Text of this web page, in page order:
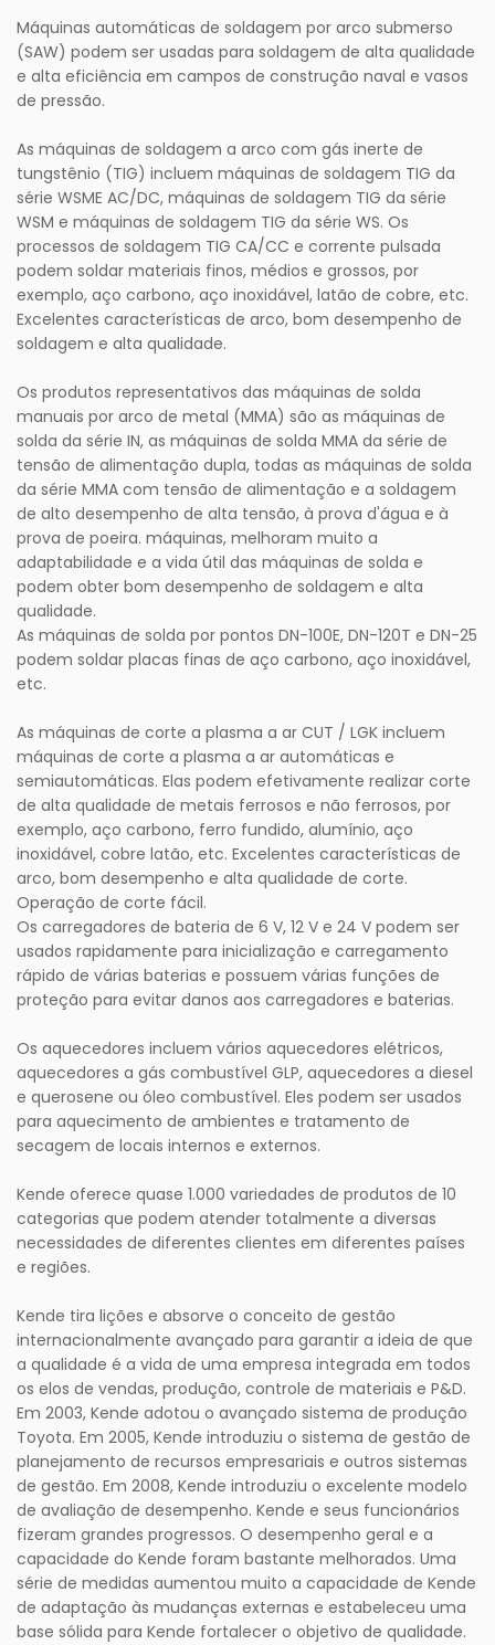
Máquinas automáticas de soldagem por arco submerso
(SAW) podem ser usadas para soldagem de alta qualidade
e alta eficiência em campos de construção naval e vasos
de pressão.
As máquinas de soldagem a arco com gás inerte de
tungstênio (TIG) incluem máquinas de soldagem TIG da
série WSME AC/DC, máquinas de soldagem TIG da série
WSM e máquinas de soldagem TIG da série WS. Os
processos de soldagem TIG CA/CC e corrente pulsada
podem soldar materiais finos, médios e grossos, por
exemplo, aço carbono, aço inoxidável, latão de cobre, etc.
Excelentes características de arco, bom desempenho de
soldagem e alta qualidade.
Os produtos representativos das máquinas de solda
manuais por arco de metal (MMA) são as máquinas de
solda da série IN, as máquinas de solda MMA da série de
tensão de alimentação dupla, todas as máquinas de solda
da série MMA com tensão de alimentação e a soldagem
de alto desempenho de alta tensão, à prova d'água e à
prova de poeira. máquinas, melhoram muito a
adaptabilidade e a vida útil das máquinas de solda e
podem obter bom desempenho de soldagem e alta
qualidade.
As máquinas de solda por pontos DN-100E, DN-120T e DN-25
podem soldar placas finas de aço carbono, aço inoxidável,
etc.
As máquinas de corte a plasma a ar CUT / LGK incluem
máquinas de corte a plasma a ar automáticas e
semiautomáticas. Elas podem efetivamente realizar corte
de alta qualidade de metais ferrosos e não ferrosos, por
exemplo, aço carbono, ferro fundido, alumínio, aço
inoxidável, cobre latão, etc. Excelentes características de
arco, bom desempenho e alta qualidade de corte.
Operação de corte fácil.
Os carregadores de bateria de 6 V, 12 V e 24 V podem ser
usados ​​rapidamente para inicialização e carregamento
rápido de várias baterias e possuem várias funções de
proteção para evitar danos aos carregadores e baterias.
Os aquecedores incluem vários aquecedores elétricos,
aquecedores a gás combustível GLP, aquecedores a diesel
e querosene ou óleo combustível. Eles podem ser usados ​​
para aquecimento de ambientes e tratamento de
secagem de locais internos e externos.
Kende oferece quase 1.000 variedades de produtos de 10
categorias que podem atender totalmente a diversas
necessidades de diferentes clientes em diferentes países
e regiões.
Kende tira lições e absorve o conceito de gestão
internacionalmente avançado para garantir a ideia de que
a qualidade é a vida de uma empresa integrada em todos
os elos de vendas, produção, controle de materiais e P&D.
Em 2003, Kende adotou o avançado sistema de produção
Toyota. Em 2005, Kende introduziu o sistema de gestão de
planejamento de recursos empresariais e outros sistemas
de gestão. Em 2008, Kende introduziu o excelente modelo
de avaliação de desempenho. Kende e seus funcionários
fizeram grandes progressos. O desempenho geral e a
capacidade do Kende foram bastante melhorados. Uma
série de medidas aumentou muito a capacidade de Kende
de adaptação às mudanças externas e estabeleceu uma
base sólida para Kende fortalecer o objetivo de qualidade.